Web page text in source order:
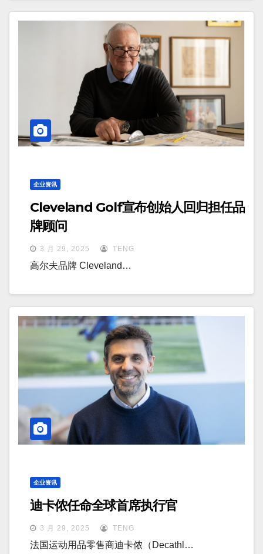
企业资讯
Cleveland Golf宣布创始人回归担任品
牌顾问
3 月 29, 2025 TENG
高尔夫品牌 Cleveland…
企业资讯
迪卡侬任命全球首席执行官
3 月 29, 2025 TENG
法国运动用品零售商迪卡侬（Decathl…